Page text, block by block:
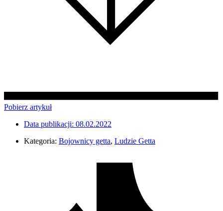
Pobierz artykuł
Data publikacji: 08.02.2022
Kategoria: Bojownicy getta, Ludzie Getta